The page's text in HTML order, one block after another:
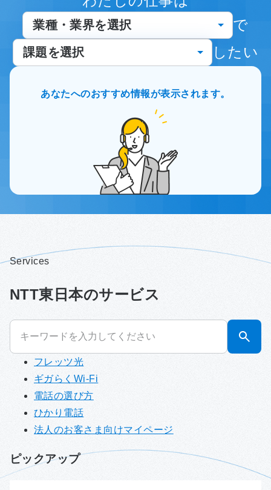
で
したい
あなたへのおすすめ情報が表示されます。
Services
NTT東日本のサービス
フレッツ光
ギガらくWi-Fi
電話の選び方
ひかり電話
法人のお客さま向けマイページ
ピックアップ